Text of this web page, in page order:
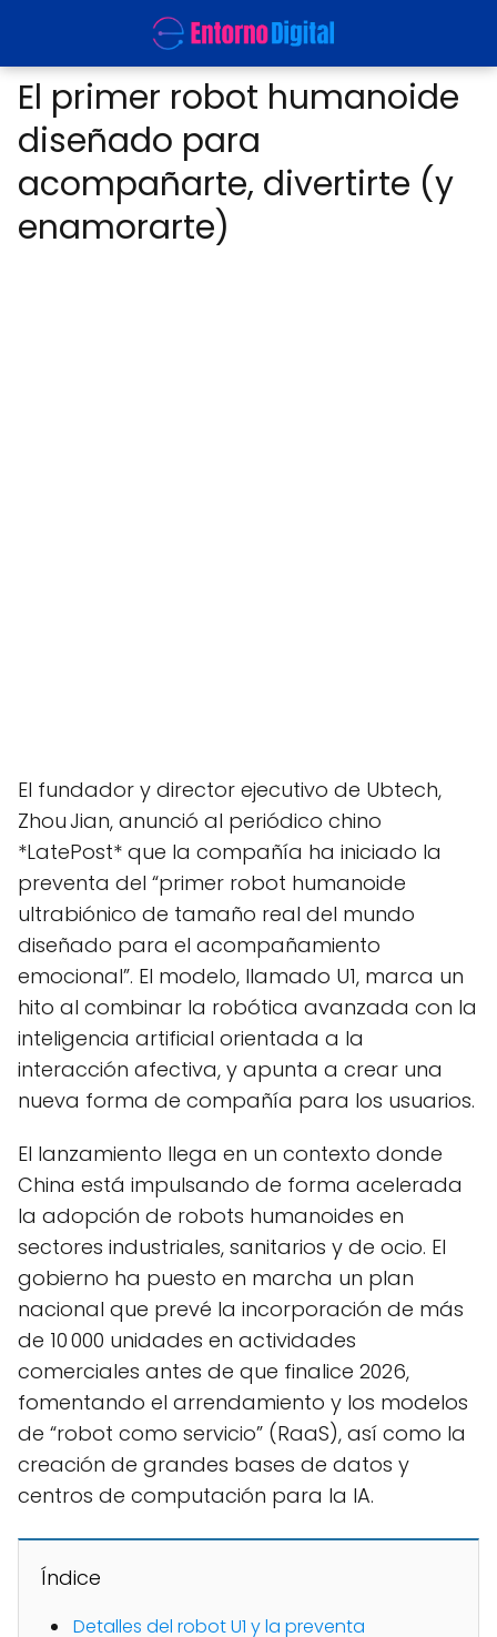
El primer robot humanoide
diseñado para
acompañarte, divertirte (y
enamorarte)
El fundador y director ejecutivo de Ubtech,
Zhou Jian, anunció al periódico chino
*LatePost* que la compañía ha iniciado la
preventa del “primer robot humanoide
ultrabiónico de tamaño real del mundo
diseñado para el acompañamiento
emocional”. El modelo, llamado U1, marca un
hito al combinar la robótica avanzada con la
inteligencia artificial orientada a la
interacción afectiva, y apunta a crear una
nueva forma de compañía para los usuarios.
El lanzamiento llega en un contexto donde
China está impulsando de forma acelerada
la adopción de robots humanoides en
sectores industriales, sanitarios y de ocio. El
gobierno ha puesto en marcha un plan
nacional que prevé la incorporación de más
de 10 000 unidades en actividades
comerciales antes de que finalice 2026,
fomentando el arrendamiento y los modelos
de “robot como servicio” (RaaS), así como la
creación de grandes bases de datos y
centros de computación para la IA.
Índice
Detalles del robot U1 y la preventa